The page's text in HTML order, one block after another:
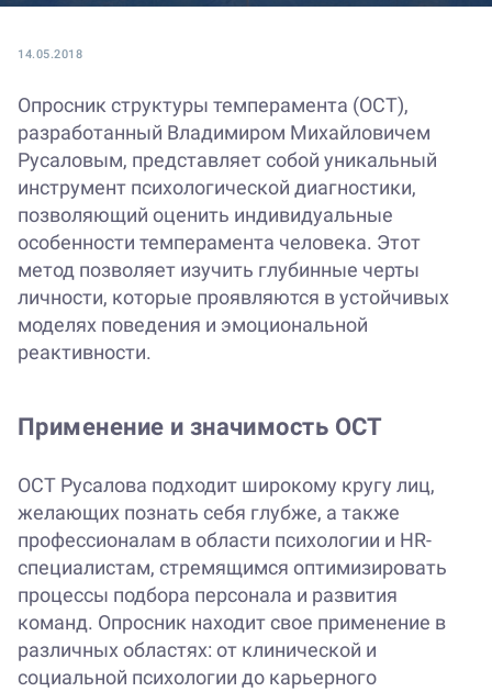
14.05.2018
Опросник структуры темперамента (ОСТ),
разработанный Владимиром Михайловичем
Русаловым, представляет собой уникальный
инструмент психологической диагностики,
позволяющий оценить индивидуальные
особенности темперамента человека. Этот
метод позволяет изучить глубинные черты
личности, которые проявляются в устойчивых
моделях поведения и эмоциональной
реактивности.
Применение и значимость ОСТ
ОСТ Русалова подходит широкому кругу лиц,
желающих познать себя глубже, а также
профессионалам в области психологии и HR-
специалистам, стремящимся оптимизировать
процессы подбора персонала и развития
команд. Опросник находит свое применение в
различных областях: от клинической и
социальной психологии до карьерного